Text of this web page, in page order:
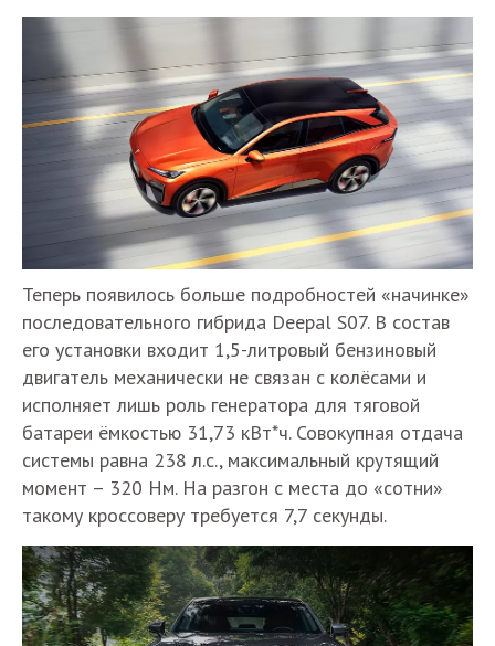
Теперь появилось больше подробностей «начинке»
последовательного гибрида Deepal S07. В состав
его установки входит 1,5-литровый бензиновый
двигатель механически не связан с колёсами и
исполняет лишь роль генератора для тяговой
батареи ёмкостью 31,73 кВт*ч. Совокупная отдача
системы равна 238 л.с., максимальный крутящий
момент – 320 Нм. На разгон с места до «сотни»
такому кроссоверу требуется 7,7 секунды.